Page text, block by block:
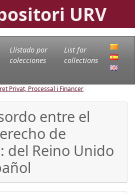
URV
Llistado por
colecciones
List for
collections
Privat, Processal i Financer
entre el
de
del Reino Unido